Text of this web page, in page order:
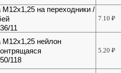
М12х1,25 на переходники /
11
7.10₽
М12х1,25 нейлон
118
5.20₽